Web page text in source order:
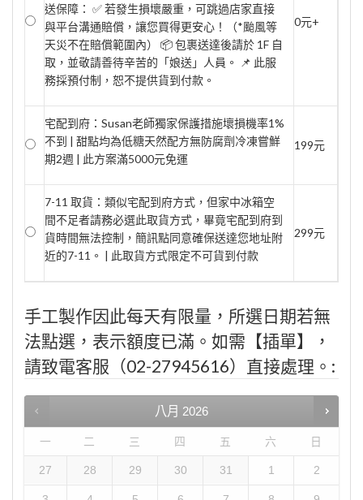
送保障： ✅ 若發生損壞嚴重，可跳過店家直接
與平台溝通賠償，讓您買得更安心！（*颱風等
天災不在賠償範圍內） 📦 包裹送達後請於 1F 自
取，並敬請善待辛苦的「娘送」人員。 📌 此服
務採預付制，恕不提供貨到付款。
0元+
宅配到府：Susan老師獨家保護措施壞損機率1%
不到 | 甜點均為低糖天然配方無防腐劑冷凍嘗鮮
期2週 | 此方案滿5000元免運
199元
7-11 取貨：類似宅配到府方式，但家中冰箱空
間不足者請務必選此取貨方式，畢竟宅配到府到
貨時間無法控制，簡訊點同意確保送達您地址附
近的7-11。 | 此取貨方式限定不可貨到付款
299元
手工製作因此每天有限量，所選日期若無
法點選，表示額度已滿。如需【插單】，
請致電客服（02-27945616）直接處理。:
八月 2026
一 二 三 四 五 六 日
27 28 29 30 31 1 2